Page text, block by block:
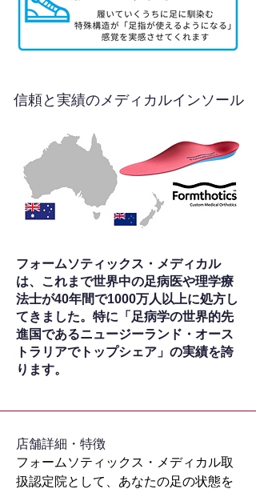
信頼と実績のメディカルインソール
フォームソティックス・メディカル
は、これまで世界中の足病医や理学療
法士が40年間で1000万人以上に処方し
てきました。特に「足病学の世界的先
進国であるニュージーランド・オース
トラリアでトップシェア」の実績を誇
ります。
​店舗詳細・特徴
フォームソティックス・メディカル取
扱認定院として、あなたの足の状態を